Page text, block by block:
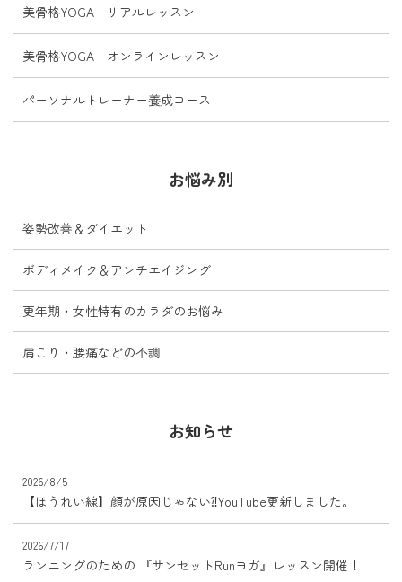
美骨格YOGA リアルレッスン
美骨格YOGA オンラインレッスン
パーソナルトレーナー養成コース
お悩み別
姿勢改善＆ダイエット
ボディメイク＆アンチエイジング
更年期・女性特有のカラダのお悩み
肩こり・腰痛などの不調
お知らせ
2026/8/5
【ほうれい線】顔が原因じゃない⁈YouTube更新しました。
2026/7/17
ランニングのための 『サンセットRunヨガ』レッスン開催！